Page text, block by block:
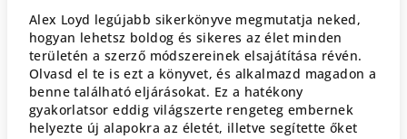
Alex Loyd legújabb sikerkönyve megmutatja neked,
hogyan lehetsz boldog és sikeres az élet minden
területén a szerző módszereinek elsajátítása révén.
Olvasd el te is ezt a könyvet, és alkalmazd magadon a
benne található eljárásokat. Ez a hatékony
gyakorlatsor eddig világszerte rengeteg embernek
helyezte új alapokra az életét, illetve segítette őket